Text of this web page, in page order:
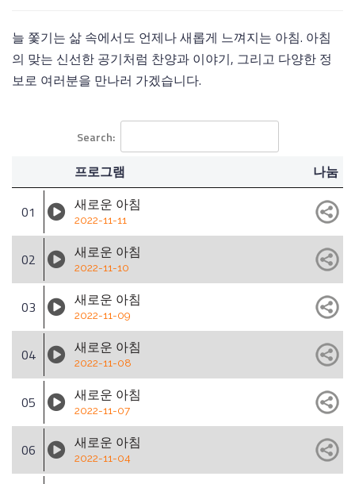
늘 쫓기는 삶 속에서도 언제나 새롭게 느껴지는 아침. 아침
의 맞는 신선한 공기처럼 찬양과 이야기, 그리고 다양한 정
보로 여러분을 만나러 가겠습니다.
Search:
프로그램 나눔
01 새로운 아침
2022-11-11
02 새로운 아침
2022-11-10
03 새로운 아침
2022-11-09
04 새로운 아침
2022-11-08
05 새로운 아침
2022-11-07
06 새로운 아침
2022-11-04